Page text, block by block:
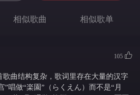
就算登不上庄严宝座
この運命を
这也是 我的宿命吧
相似歌曲 相似歌单
105
歌曲结构复杂，歌词里存在大量的汉字
”唱做“楽園”（らくえん）而不是“月